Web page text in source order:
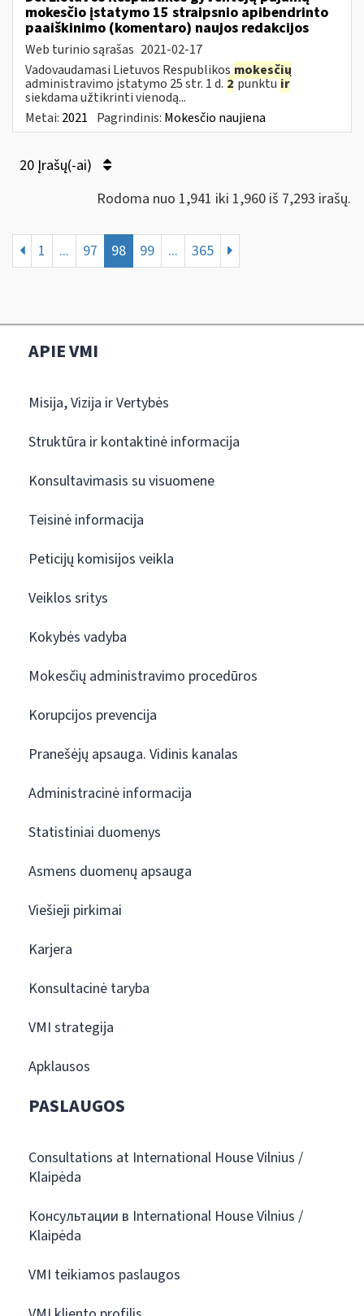
mokesčio įstatymo 15 straipsnio apibendrinto
paaiškinimo (komentaro) naujos redakcijos
Web turinio sąrašas 2021-02-17
Vadovaudamasi Lietuvos Respublikos mokesčių
administravimo įstatymo 25 str. 1 d. 2punktuir
siekdama užtikrinti vienodą...
Metai: 2021 Pagrindinis: Mokesčio naujiena
20 Įrašų(-ai)
Rodoma nuo 1,941 iki 1,960 iš 7,293 irašų.
1 ... 97 98 99 ... 365
APIE VMI
Misija, Vizija ir Vertybės
Struktūra ir kontaktinė informacija
Konsultavimasis su visuomene
Teisinė informacija
Peticijų komisijos veikla
Veiklos sritys
Kokybės vadyba
Mokesčių administravimo procedūros
Korupcijos prevencija
Pranešėjų apsauga. Vidinis kanalas
Administracinė informacija
Statistiniai duomenys
Asmens duomenų apsauga
Viešieji pirkimai
Karjera
Konsultacinė taryba
VMI strategija
Apklausos
PASLAUGOS
Consultations at International House Vilnius /
Klaipėda
Консультации в International House Vilnius /
Klaipėda
VMI teikiamos paslaugos